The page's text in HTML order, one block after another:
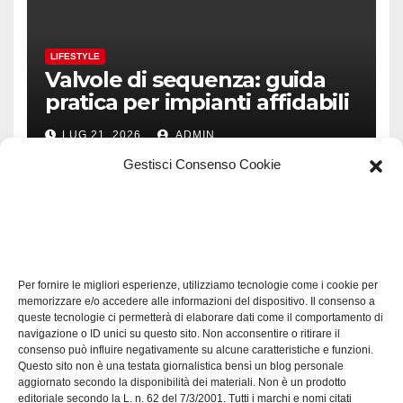
Gestisci Consenso Cookie
Per fornire le migliori esperienze, utilizziamo tecnologie come i cookie per
memorizzare e/o accedere alle informazioni del dispositivo. Il consenso a
queste tecnologie ci permetterà di elaborare dati come il comportamento di
navigazione o ID unici su questo sito. Non acconsentire o ritirare il
consenso può influire negativamente su alcune caratteristiche e funzioni.
Questo sito non è una testata giornalistica bensì un blog personale
aggiornato secondo la disponibilità dei materiali. Non è un prodotto
editoriale secondo la L. n. 62 del 7/3/2001. Tutti i marchi e nomi citati
LIFESTYLE
Valvole di sequenza: guida
pratica per impianti affidabili
LUG 21, 2026 ADMIN
Software manutenzioni:
guida pratica alla scelta
efficace
LUG 17, 2026 ADMIN